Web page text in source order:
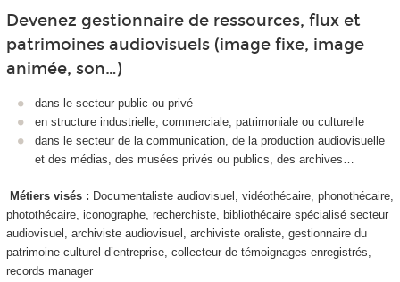
Devenez gestionnaire de ressources, flux et
patrimoines audiovisuels (image fixe, image
animée, son…)
dans le secteur public ou privé
en structure industrielle, commerciale, patrimoniale ou culturelle
dans le secteur de la communication, de la production audiovisuelle
et des médias, des musées privés ou publics, des archives…
Métiers visés : Documentaliste audiovisuel, vidéothécaire, phonothécaire,
photothécaire, iconographe, recherchiste, bibliothécaire spécialisé secteur
audiovisuel, archiviste audiovisuel, archiviste oraliste, gestionnaire du
patrimoine culturel d’entreprise, collecteur de témoignages enregistrés,
records manager